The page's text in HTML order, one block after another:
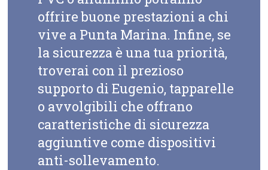
offrire buone prestazioni a chi
vive a Punta Marina. Infine, se
la sicurezza è una tua priorità,
troverai con il prezioso
supporto di Eugenio, tapparelle
o avvolgibili che offrano
caratteristiche di sicurezza
aggiuntive come dispositivi
anti-sollevamento.